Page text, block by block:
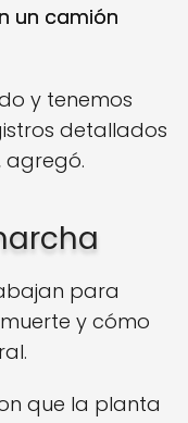
un camión
y tenemos
detallados
agregó.
para
y cómo
que la planta